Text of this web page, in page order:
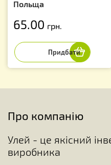
Польща
65.00 грн.
Про компанію
Улей - це якісний
виробника